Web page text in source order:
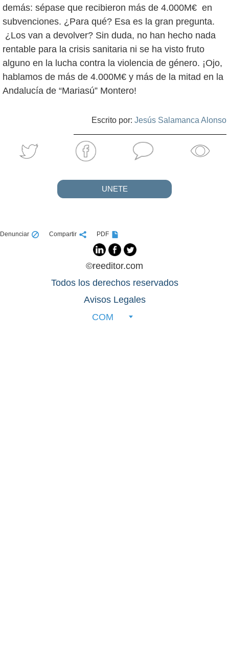
demás: sépase que recibieron más de 4.000M€ en
subvenciones. ¿Para qué? Esa es la gran pregunta.
¿Los van a devolver? Sin duda, no han hecho nada
rentable para la crisis sanitaria ni se ha visto fruto
alguno en la lucha contra la violencia de género. ¡Ojo,
hablamos de más de 4.000M€ y más de la mitad en la
Andalucía de “Mariasú” Montero!
Escrito por: Jesús Salamanca Alonso
UNETE
Denunciar Compartir PDF
©reeditor.com
Todos los derechos reservados
Avisos Legales